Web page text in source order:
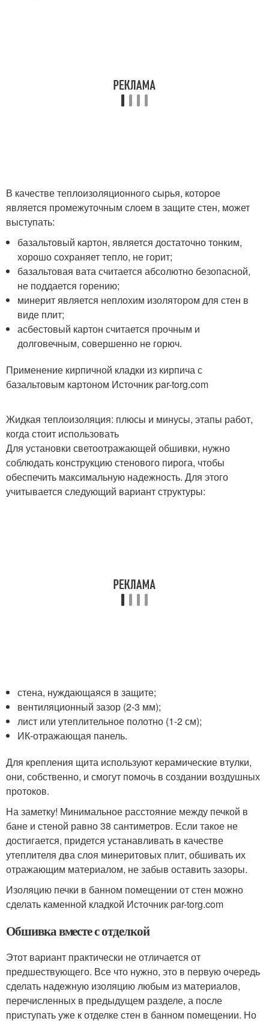
В качестве теплоизоляционного сырья, которое
является промежуточным слоем в защите стен, может
выступать:
базальтовый картон, является достаточно тонким,
хорошо сохраняет тепло, не горит;
базальтовая вата считается абсолютно безопасной,
не поддается горению;
минерит является неплохим изолятором для стен в
виде плит;
асбестовый картон считается прочным и
долговечным, совершенно не горюч.
Применение кирпичной кладки из кирпича с
базальтовым картоном Источник par-torg.com
Жидкая теплоизоляция: плюсы и минусы, этапы работ,
когда стоит использовать
Для установки светоотражающей обшивки, нужно
соблюдать конструкцию стенового пирога, чтобы
обеспечить максимальную надежность. Для этого
учитывается следующий вариант структуры:
стена, нуждающаяся в защите;
вентиляционный зазор (2-3 мм);
лист или утеплительное полотно (1-2 см);
ИК-отражающая панель.
Для крепления щита используют керамические втулки,
они, собственно, и смогут помочь в создании воздушных
протоков.
На заметку! Минимальное расстояние между печкой в
бане и стеной равно 38 сантиметров. Если такое не
достигается, придется устанавливать в качестве
утеплителя два слоя минеритовых плит, обшивать их
отражающим материалом, не забыв оставить зазоры.
Изоляцию печки в банном помещении от стен можно
сделать каменной кладкой Источник par-torg.com
Обшивка вместе с отделкой
Этот вариант практически не отличается от
предшествующего. Все что нужно, это в первую очередь
сделать надежную изоляцию любым из материалов,
перечисленных в предыдущем разделе, а после
приступать уже к отделке стен в банном помещении. Но